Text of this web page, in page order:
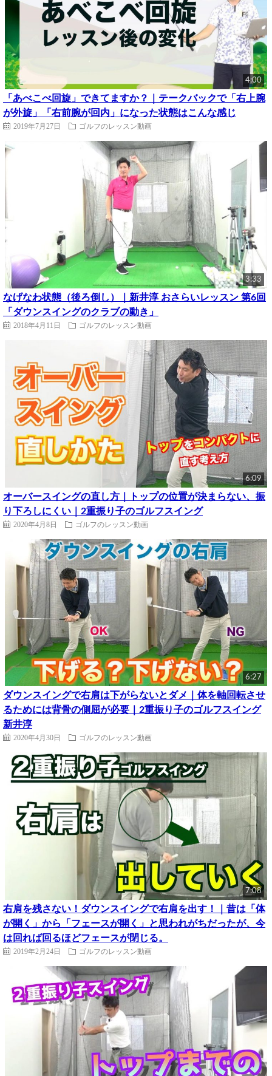
4:00
「あべこべ回旋」できてますか？｜テークバックで「右上腕
が外旋」「右前腕が回内」になった状態はこんな感じ
2019年7月27日 ゴルフのレッスン動画
3:33
なげなわ状態（後ろ倒し）｜新井淳 おさらいレッスン 第6回
「ダウンスイングのクラブの動き」
2018年4月11日 ゴルフのレッスン動画
6:09
オーバースイングの直し方｜トップの位置が決まらない、振
り下ろしにくい｜2重振り子のゴルフスイング
2020年4月8日 ゴルフのレッスン動画
6:27
ダウンスイングで右肩は下がらないとダメ｜体を軸回転させ
るためには背骨の側屈が必要｜2重振り子のゴルフスイング
新井淳
2020年4月30日 ゴルフのレッスン動画
7:08
右肩を残さない！ダウンスイングで右肩を出す！｜昔は「体
が開く」から「フェースが開く」と思われがちだったが、今
は回れば回るほどフェースが閉じる。
2019年2月24日 ゴルフのレッスン動画